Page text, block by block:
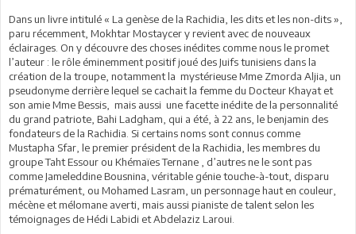
Dans un livre intitulé « La genèse de la Rachidia, les dits et les non-dits »,
paru récemment, Mokhtar Mostaycer y revient avec de nouveaux
éclairages. On y découvre des choses inédites comme nous le promet
l’auteur : le rôle éminemment positif joué des Juifs tunisiens dans la
création de la troupe, notamment la mystérieuse Mme Zmorda Aljia, un
pseudonyme derrière lequel se cachait la femme du Docteur Khayat et
son amie Mme Bessis, mais aussi une facette inédite de la personnalité
du grand patriote, Bahi Ladgham, qui a été, à 22 ans, le benjamin des
fondateurs de la Rachidia. Si certains noms sont connus comme
Mustapha Sfar, le premier président de la Rachidia, les membres du
groupe Taht Essour ou Khémaïes Ternane , d’autres ne le sont pas
comme Jameleddine Bousnina, véritable génie touche-à-tout, disparu
prématurément, ou Mohamed Lasram, un personnage haut en couleur,
mécène et mélomane averti, mais aussi pianiste de talent selon les
témoignages de Hédi Labidi et Abdelaziz Laroui.